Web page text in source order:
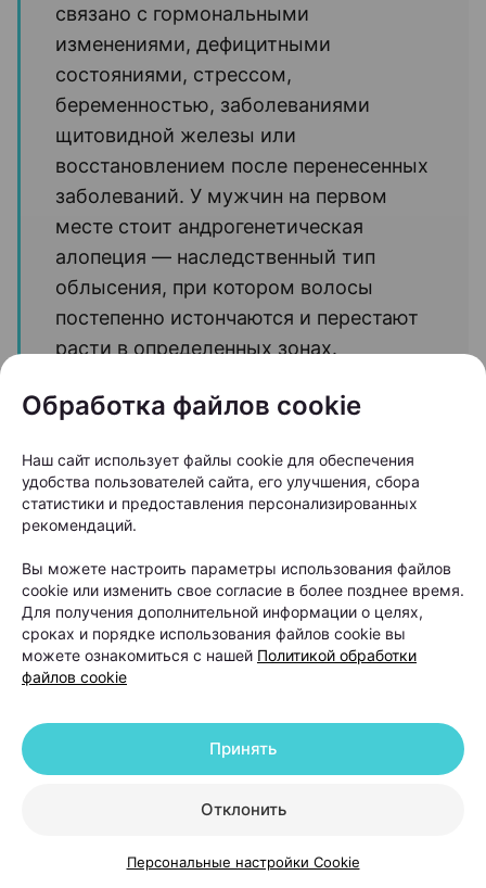
связано с гормональными
изменениями, дефицитными
состояниями, стрессом,
беременностью, заболеваниями
щитовидной железы или
восстановлением после перенесенных
заболеваний. У мужчин на первом
месте стоит андрогенетическая
алопеция — наследственный тип
облысения, при котором волосы
постепенно истончаются и перестают
расти в определенных зонах.
Однако не любое выпадение волос означает
необратимую потерю густоты.
Обработка файлов cookie
Наш сайт использует файлы cookie для обеспечения
удобства пользователей сайта, его улучшения, сбора
статистики и предоставления персонализированных
рекомендаций.
Вы можете настроить параметры использования файлов
cookie или изменить свое согласие в более позднее время.
Для получения дополнительной информации о целях,
сроках и порядке использования файлов cookie вы
можете ознакомиться с нашей Политикой обработки
файлов cookie
Отклонить
Принять
Персональные настройки Cookie